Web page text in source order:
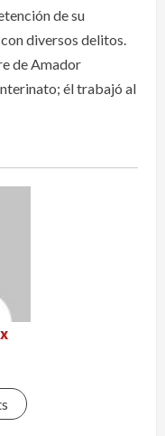
de su
diversos delitos.
de Amador
él trabajó al